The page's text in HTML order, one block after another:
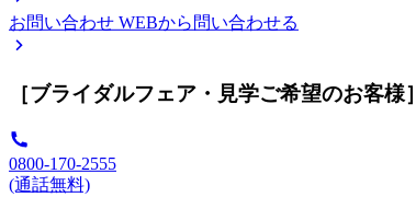
お問い合わせ WEBから問い合わせる
［ブライダルフェア・見学ご希望のお客様］
0800-170-2555
(通話無料)